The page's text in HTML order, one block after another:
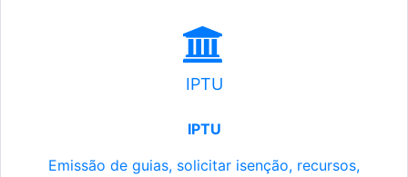
IPTU
IPTU
Emissão de guias, solicitar isenção, recursos,